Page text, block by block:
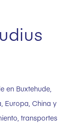
en Buxtehude,
Europa, China y
transportes